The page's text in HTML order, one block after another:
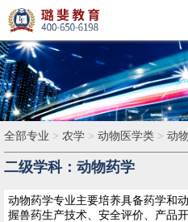
全部专业 > 农学 > 动物医学类 > 动
二级学科：动物药学
动物药学专业主要培养具备药学和
握兽药生产技术、安全评价、产品